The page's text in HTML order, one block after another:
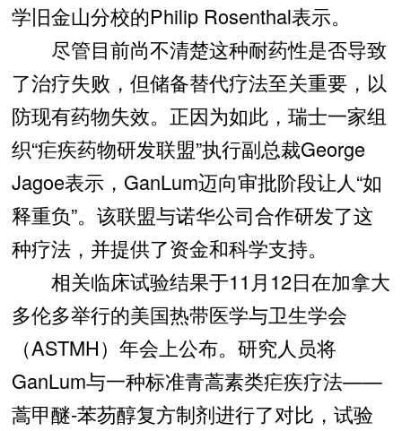
学旧金山分校的Philip Rosenthal表示。
尽管目前尚不清楚这种耐药性是否导致
了治疗失败，但储备替代疗法至关重要，以
防现有药物失效。正因为如此，瑞士一家组
织“疟疾药物研发联盟”执行副总裁George
Jagoe表示，GanLum迈向审批阶段让人“如
释重负”。该联盟与诺华公司合作研发了这
种疗法，并提供了资金和科学支持。
相关临床试验结果于11月12日在加拿大
多伦多举行的美国热带医学与卫生学会
（ASTMH）年会上公布。研究人员将
GanLum与一种标准青蒿素类疟疾疗法——
蒿甲醚-苯芴醇复方制剂进行了对比，试验